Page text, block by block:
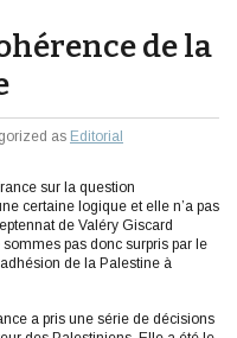
de la
as Editorial
sur la question
certaine logique et elle n’a pas
de Valéry Giscard
sommes pas donc surpris par le
de la Palestine à
a pris une série de décisions